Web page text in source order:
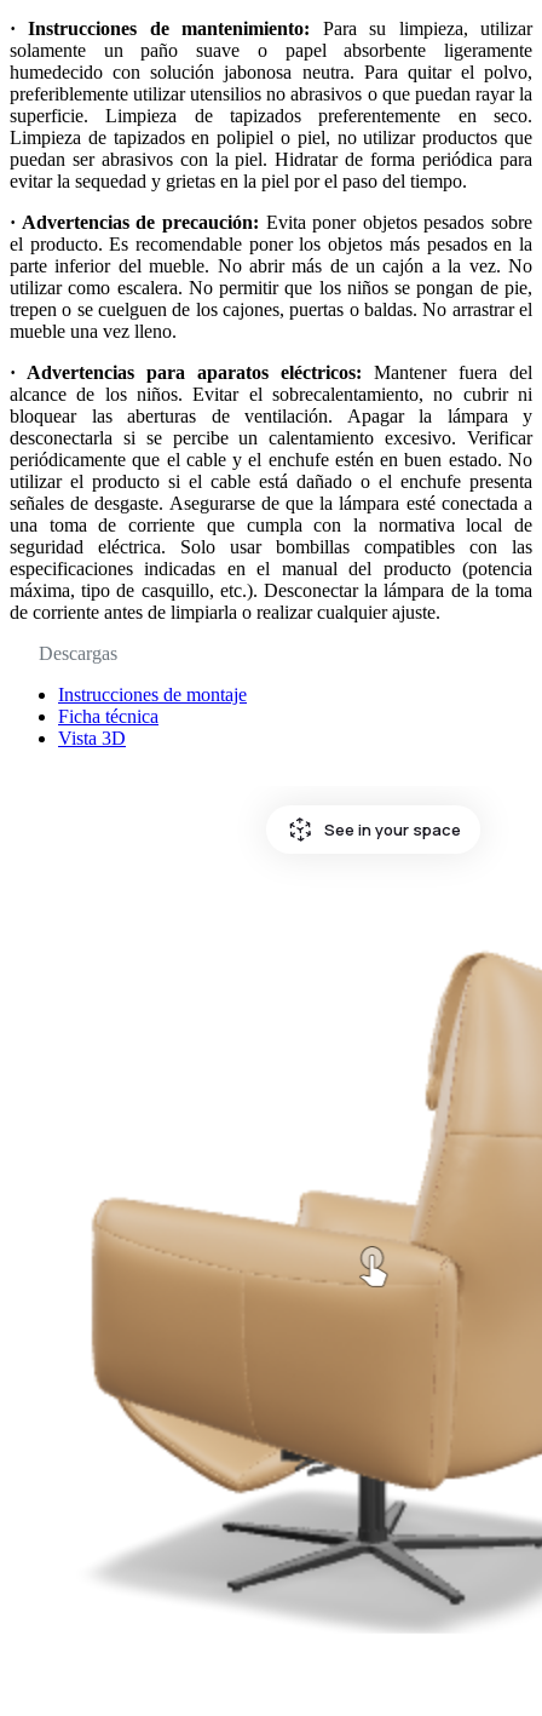
· Instrucciones de mantenimiento: Para su limpieza, utilizar
solamente un paño suave o papel absorbente ligeramente
humedecido con solución jabonosa neutra. Para quitar el polvo,
preferiblemente utilizar utensilios no abrasivos o que puedan rayar la
superficie. Limpieza de tapizados preferentemente en seco.
Limpieza de tapizados en polipiel o piel, no utilizar productos que
puedan ser abrasivos con la piel. Hidratar de forma periódica para
evitar la sequedad y grietas en la piel por el paso del tiempo.
· Advertencias de precaución: Evita poner objetos pesados sobre
el producto. Es recomendable poner los objetos más pesados en la
parte inferior del mueble. No abrir más de un cajón a la vez. No
utilizar como escalera. No permitir que los niños se pongan de pie,
trepen o se cuelguen de los cajones, puertas o baldas. No arrastrar el
mueble una vez lleno.
· Advertencias para aparatos eléctricos: Mantener fuera del
alcance de los niños. Evitar el sobrecalentamiento, no cubrir ni
bloquear las aberturas de ventilación. Apagar la lámpara y
desconectarla si se percibe un calentamiento excesivo. Verificar
periódicamente que el cable y el enchufe estén en buen estado. No
utilizar el producto si el cable está dañado o el enchufe presenta
señales de desgaste. Asegurarse de que la lámpara esté conectada a
una toma de corriente que cumpla con la normativa local de
seguridad eléctrica. Solo usar bombillas compatibles con las
especificaciones indicadas en el manual del producto (potencia
máxima, tipo de casquillo, etc.). Desconectar la lámpara de la toma
de corriente antes de limpiarla o realizar cualquier ajuste.
Descargas
Instrucciones de montaje
Ficha técnica
Vista 3D